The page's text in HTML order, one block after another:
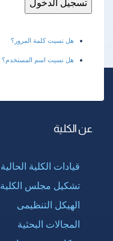
هل نسيت كلمة المرور؟
هل نسيت اسم المستخدم؟
عن الكلية
قيادات الكلية الحالية
تشكيل مجلس الكلية
الهيكل التنظيمى
المجالات البحثية